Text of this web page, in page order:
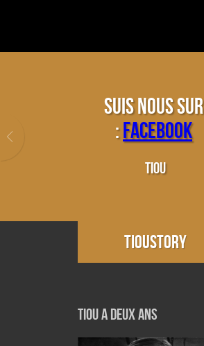
Suis nous sur
:Facebook
tiou
TIOUSTORY
tiou a deux ans